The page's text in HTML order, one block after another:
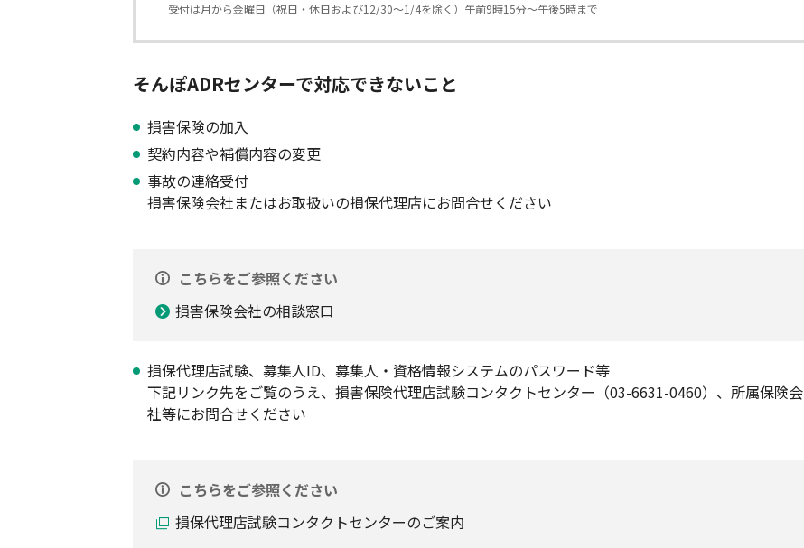
受付は月から金曜日（祝日・休日および12/30〜1/4を除く）午前9時15分〜午後5時まで
そんぽADRセンターで対応できないこと
損害保険の加入
契約内容や補償内容の変更
事故の連絡受付
損害保険会社またはお取扱いの損保代理店にお問合せください
こちらをご参照ください
損害保険会社の相談窓口
損保代理店試験、募集人ID、募集人・資格情報システムのパスワード等
下記リンク先をご覧のうえ、損害保険代理店試験コンタクトセンター（03-6631-0460）、所属保険会
社等にお問合せください
こちらをご参照ください
損保代理店試験コンタクトセンターのご案内